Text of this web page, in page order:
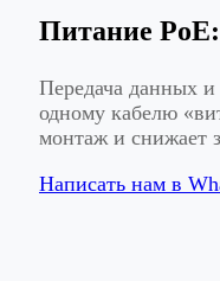
Питание
Передача данных и
одному кабелю
монтаж и снижает
Написать нам в